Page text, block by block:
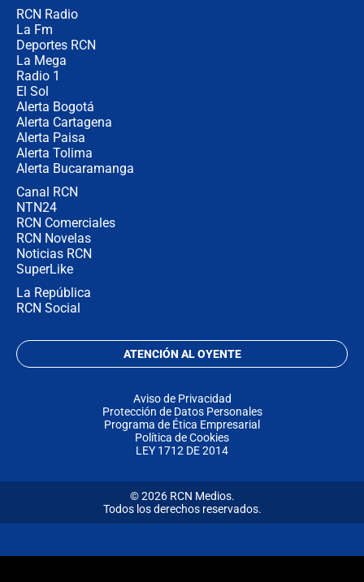
RCN Radio
La Fm
Deportes RCN
La Mega
Radio 1
El Sol
Alerta Bogotá
Alerta Cartagena
Alerta Paisa
Alerta Tolima
Alerta Bucaramanga
Canal RCN
NTN24
RCN Comerciales
RCN Novelas
Noticias RCN
SuperLike
La República
RCN Social
ATENCIÓN AL OYENTE
Aviso de Privacidad
Protección de Datos Personales
Programa de Ética Empresarial
Política de Cookies
LEY 1712 DE 2014
© 2026 RCN Medios.
Todos los derechos reservados.